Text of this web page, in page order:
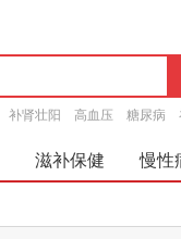
补肾壮阳 高血压 糖尿病
滋补保健 慢性